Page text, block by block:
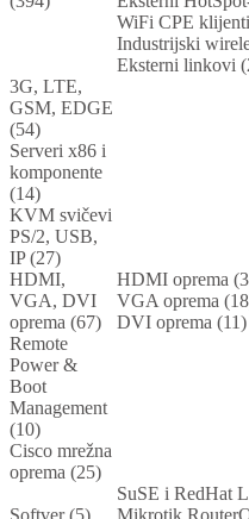
WiFi CPE
Industrijski
Eksterni linkovi
3G, LTE,
GSM, EDGE
(54)
Serveri x86 i
komponente
(14)
KVM svičevi
PS/2, USB,
IP (27)
HDMI,
VGA, DVI
oprema (67)
HDMI oprema
VGA oprema
DVI oprema (11)
Remote
Power &
Boot
Management
(10)
Cisco mrežna
oprema (25)
SuSE i RedHat